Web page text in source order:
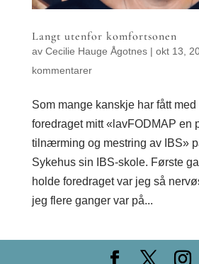
Langt utenfor komfortsonen
av Cecilie Hauge Ågotnes| okt 13,
kommentarer
Som mange kanskje har fått
foredraget mitt «lavFODMAP en
tilnærming og mestring av IBS»
Sykehus sin IBS-skole. Første
holde foredraget var jeg så
jeg flere ganger var på...